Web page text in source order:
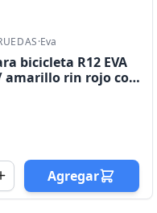
·Eva
bicicleta R12 EVA
amarillo rin rojo con
Agregar